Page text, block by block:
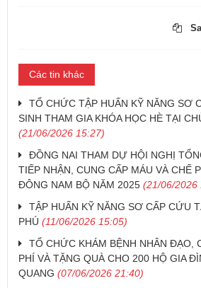
Các tin khác
TỔ CHỨC TẬP HUẤN KỸ NĂNG SƠ
SINH THAM GIA KHÓA HỌC HÈ TẠI
(21/06/2026 15:27)
ĐỒNG NAI THAM DỰ HỘI NGHỊ
TIẾP NHẬN, CUNG CẤP MÁU VÀ CHẾ
ĐÔNG NAM BỘ NĂM 2025 (21/06/2026
TẬP HUẤN KỸ NĂNG SƠ CẤP CỨU
PHÚ (11/06/2026 15:05)
TỔ CHỨC KHÁM BỆNH NHÂN ĐẠO,
PHÍ VÀ TẶNG QUÀ CHO 200 HỘ GIA
QUANG (07/06/2026 21:40)